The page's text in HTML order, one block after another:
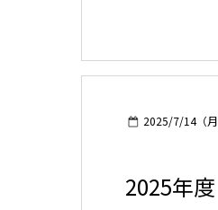
2025/7/14（月
2025年